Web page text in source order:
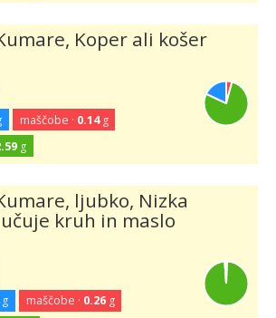
Koper ali košer
maščobe · 0.14g
g
ljubko, Nizka
kruh in maslo
g maščobe · 0.26g